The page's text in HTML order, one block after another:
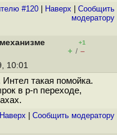
#120 Наверх
Cообщить
модератору
+1
+ / –
10:01
такая помойка.
в p-n переходе,
Наверх Cообщить модератору